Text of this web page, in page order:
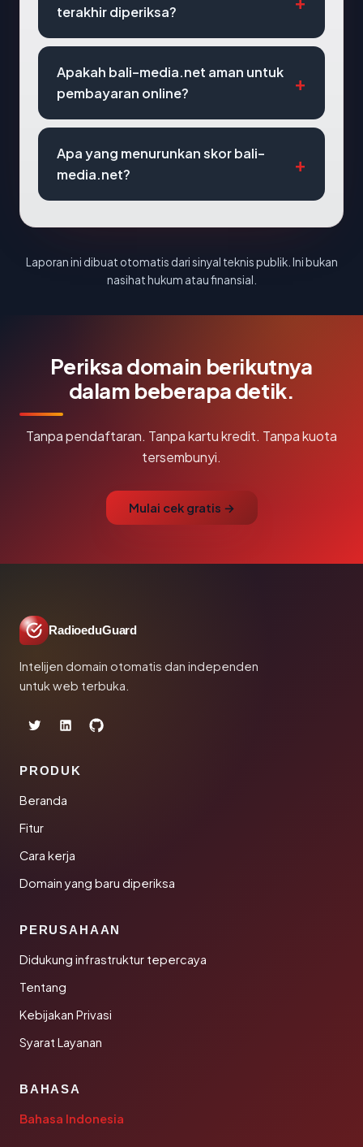
terakhir diperiksa?
Apakah bali-media.net aman untuk
pembayaran online?
Apa yang menurunkan skor bali-
media.net?
Laporan ini dibuat otomatis dari sinyal teknis publik. Ini bukan
nasihat hukum atau finansial.
Periksa domain berikutnya
dalam beberapa detik.
Tanpa pendaftaran. Tanpa kartu kredit. Tanpa kuota
tersembunyi.
Mulai cek gratis →
RadioeduGuard
Intelijen domain otomatis dan independen
untuk web terbuka.
PRODUK
Beranda
Fitur
Cara kerja
Domain yang baru diperiksa
PERUSAHAAN
Didukung infrastruktur tepercaya
Tentang
Kebijakan Privasi
Syarat Layanan
BAHASA
Bahasa Indonesia